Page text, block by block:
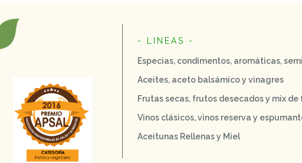
- LINEAS -
Especias, condimentos, aromáticas,
Aceites, aceto balsámico y vinagres
Frutas secas, frutos desecados y mix de
Vinos clásicos, vinos reserva y
Aceitunas Rellenas y Miel